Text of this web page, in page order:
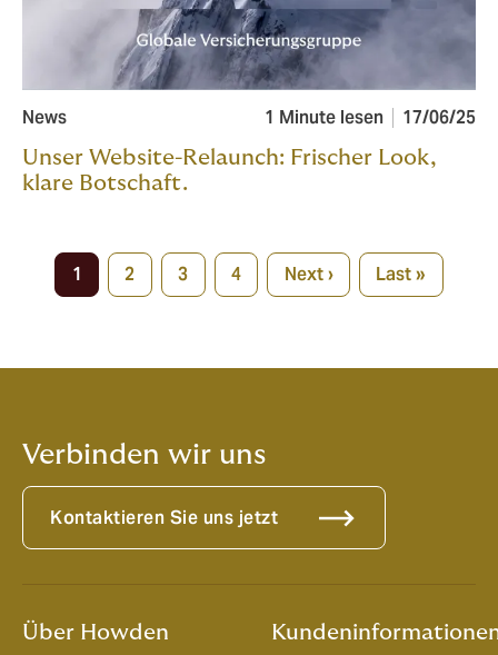
News 1 Minute lesen 17/06/25
Unser Website-Relaunch: Frischer Look,
klare Botschaft.
Pagination
Current
page
1 Page
2 Page
3 Page
4 Next
page
Next › Last
page
Last »
Verbinden wir uns
Kontaktieren Sie uns jetzt
Über Howden